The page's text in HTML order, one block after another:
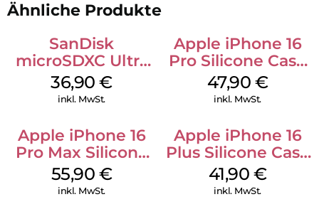
Ähnliche Produkte
SanDisk
microSDXC Ultra
128 GB + Adapter
Mobile
36,90€
inkl. MwSt.
Apple iPhone 16
Pro Silicone Case
MagSafe Denim
47,90 €
inkl. MwSt.
Apple iPhone 16
Pro Max Silicone
Case MagSafe
Stone Gray
55,90 €
inkl. MwSt.
Apple iPhone 16
Plus Silicone Case
MagSafe Stone
Gray
41,90 €
inkl. MwSt.